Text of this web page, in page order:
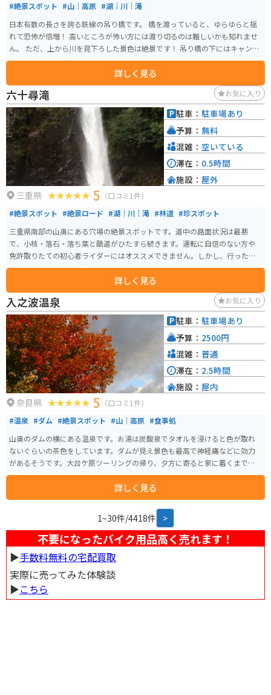
#絶景スポット #山｜高原 #湖｜川｜滝
日本有数の長さを誇る鉄線の吊り橋です。 橋を渡っていると、ゆらゆらと揺
れて恐怖が倍増！ 高いところが怖い方には渡り切るのは難しいかも知れませ
ん。 ただ、上から川を見下ろした景色は絶景です！ 吊り橋の下にはキャンプ
場もあるので、家族でバーベキューやテントを張ってゆっくりとした時間を
大自然の中で楽しめる場所となっています。
詳しく見る
六十尋滝 お気に入り
三重県 5 （口コミ1件）
#絶景スポット #絶景ロード #湖｜川｜滝 #林道 #珍スポット
三重県南部の山奥にある穴場の絶景スポットです。道中の路面状況は最悪
で、小枝・落石・落ち葉と酷道がひたすら続きます。運転に自信のない方や
免許取りたての初心者ライダーにはオススメできません。しかし、行った先
には素晴らしい景色が待っているので、運転に慣れている人は行く価値があ
詳しく見る
駐車： 駐車場あり
予算： 無料
混雑： 空いている
滞在： 0.5時間
施設： 屋外
入之波温泉 お気に入り
奈良県 5 （口コミ1件）
#温泉 #ダム #絶景スポット #山｜高原 #食事処
山奥のダムの横にある温泉です。お湯は炭酸泉でタオルを浸けると色が取れ
ないぐらいの茶色をしています。ダムが見え景色も最高で神経痛などに効力
があるそうです。大台ケ原ツーリングの帰り、夕方に寄ると家に着くまで体
がポカポカしてオススメです。お食事もおいしく、鴨ロース・鹿刺しが特に
絶品で値段もリーズナブルです。詳しく見る
駐車： 駐車場あり
予算： 2500円
混雑： 普通
滞在： 2.5時間
施設： 屋内
1~30件/4418件 >
不要になったバイク用品高く売れます！
▶︎手数料無料の宅配買取
実際に売ってみた体験談
▶︎こちら